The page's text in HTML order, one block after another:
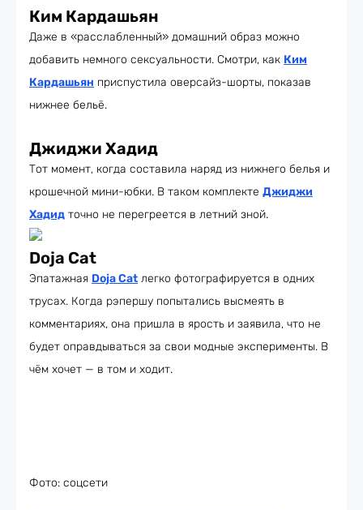
Ким Кардашьян
Даже в «расслабленный» домашний образ можно
добавить немного сексуальности. Смотри, как Ким
Кардашьян приспустила оверсайз-шорты, показав
нижнее бельё.
Джиджи Хадид
Тот момент, когда составила наряд из нижнего белья и
крошечной мини-юбки. В таком комплекте Джиджи
Хадид точно не перегреется в летний зной.
Doja Cat
Эпатажная Doja Cat легко фотографируется в одних
трусах. Когда рэпершу попытались высмеять в
комментариях, она пришла в ярость и заявила, что не
будет оправдываться за свои модные эксперименты. В
чём хочет — в том и ходит.
Фото: соцсети